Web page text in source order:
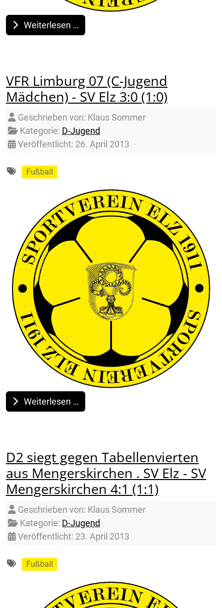
Weiterlesen …
VFR Limburg 07 (C-Jugend
Mädchen) - SV Elz 3:0 (1:0)
Details
Geschrieben von: Klaus Sommer
Kategorie: D-Jugend
Veröffentlicht: 26. April 2013
Fußball
Weiterlesen …
D2 siegt gegen Tabellenvierten
aus Mengerskirchen . SV Elz - SV
Mengerskirchen 4:1 (1:1)
Details
Geschrieben von: Klaus Sommer
Kategorie: D-Jugend
Veröffentlicht: 23. April 2013
Fußball